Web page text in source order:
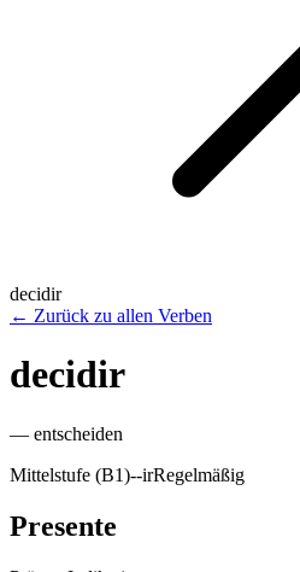
decidir
← Zurück zu allen Verben
decidir
— entscheiden
Mittelstufe (B1)--irRegelmäßig
Presente